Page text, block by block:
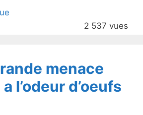
2 537 vues
menace
l’odeur d’oeufs